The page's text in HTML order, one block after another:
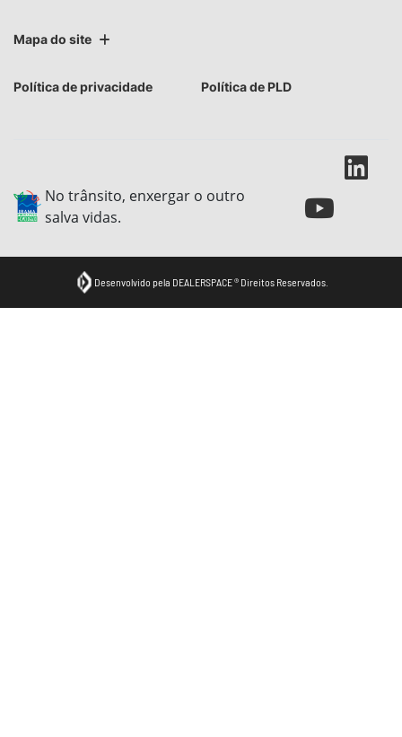
Mapa do site
Política de privacidade Política de PLD
No trânsito, enxergar o outro
salva vidas.
Desenvolvido pela DEALERSPACE ® Direitos Reservados.